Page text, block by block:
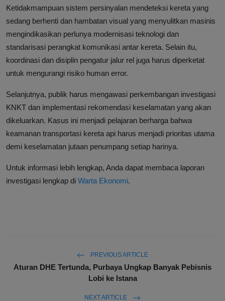
Ketidakmampuan sistem persinyalan mendeteksi kereta yang
sedang berhenti dan hambatan visual yang menyulitkan masinis
mengindikasikan perlunya modernisasi teknologi dan
standarisasi perangkat komunikasi antar kereta. Selain itu,
koordinasi dan disiplin pengatur jalur rel juga harus diperketat
untuk mengurangi risiko human error.
Selanjutnya, publik harus mengawasi perkembangan investigasi
KNKT dan implementasi rekomendasi keselamatan yang akan
dikeluarkan. Kasus ini menjadi pelajaran berharga bahwa
keamanan transportasi kereta api harus menjadi prioritas utama
demi keselamatan jutaan penumpang setiap harinya.
Untuk informasi lebih lengkap, Anda dapat membaca laporan
investigasi lengkap di Warta Ekonomi.
PREVIOUS ARTICLE
Aturan DHE Tertunda, Purbaya Ungkap Banyak Pebisnis
Lobi ke Istana
NEXT ARTICLE